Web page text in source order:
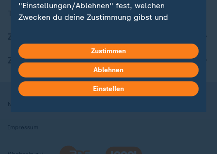
Themen im Überblick
ZDFheute Apps
Nutzungsbedingungen
Impressum
"Einstellungen/Ablehnen" fest, welchen
Zwecken du deine Zustimmung gibst und
in deinen Einstellungen widerrufen oder ändern.
Hier findest du das Impressum.
Weitere Informationen findest du in unserer
Datenschutzerklärung.
Zustimmen
Ablehnen
Einstellen